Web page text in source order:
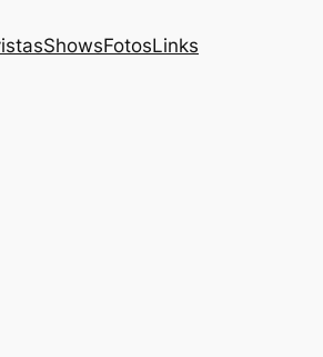
ShowsFotosLinks